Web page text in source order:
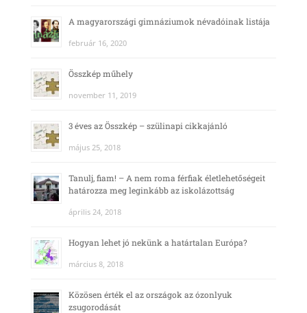
A magyarországi gimnáziumok névadóinak listája
február 16, 2020
Összkép műhely
november 11, 2019
3 éves az Összkép – szülinapi cikkajánló
május 25, 2018
Tanulj, fiam! – A nem roma férfiak életlehetőségeit
határozza meg leginkább az iskolázottság
április 24, 2018
Hogyan lehet jó nekünk a határtalan Európa?
március 8, 2018
Közösen érték el az országok az ózonlyuk
zsugorodását